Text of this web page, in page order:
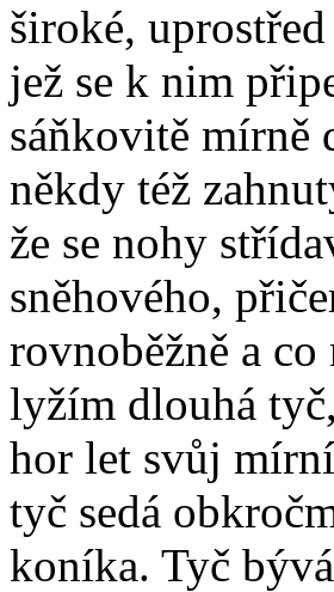
široké,
jež se k nim
sáňkovitě mírně
někdy též
že se nohy
sněhového,
rovnoběžně a
lyžím dlouhá
hor let svůj
tyč sedá
koníka. Tyč